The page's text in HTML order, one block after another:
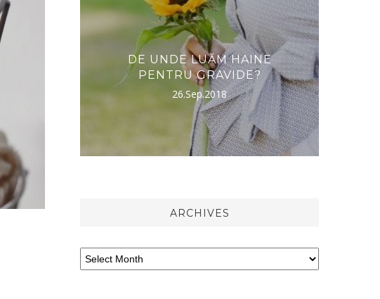
DE UNDE LUĂM HAINE
PENTRU GRAVIDE?
26.Sep.2018
DESCOPERIREA DE
LA CUPTOR.
02.May.2020
ARCHIVES